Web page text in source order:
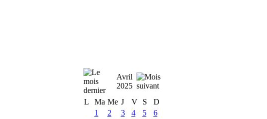
Avril
2025
L
Ma Me J V S
D
1
2 3 4 5
6